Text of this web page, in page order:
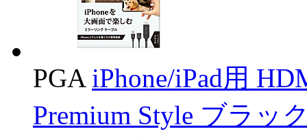
PGA iPhone/iPad用
Premium Style ブラッ